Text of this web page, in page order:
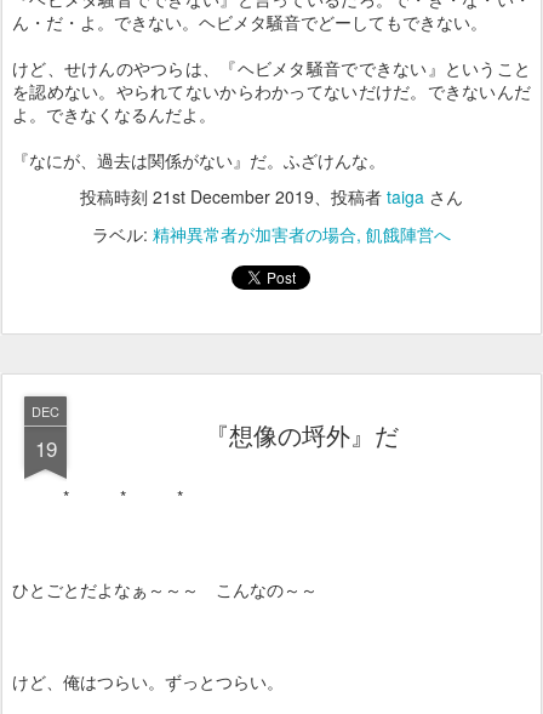
ん・だ・よ。できない。ヘビメタ騒音でどーしてもできない。
けど、せけんのやつらは、『ヘビメタ騒音でできない』ということ
を認めない。やられてないからわかってないだけだ。できないんだ
よ。できなくなるんだよ。
『なにが、過去は関係がない』だ。ふざけんな。
投稿時刻 21st December 2019、投稿者 taiga さん
ラベル: 精神異常者が加害者の場合 飢餓陣営へ
DEC
19 『想像の埒外』だ
* * *
ひとごとだよなぁ～～～ こんなの～～
けど、俺はつらい。ずっとつらい。